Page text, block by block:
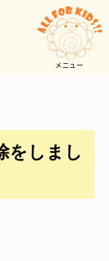
メニュー
をしまし